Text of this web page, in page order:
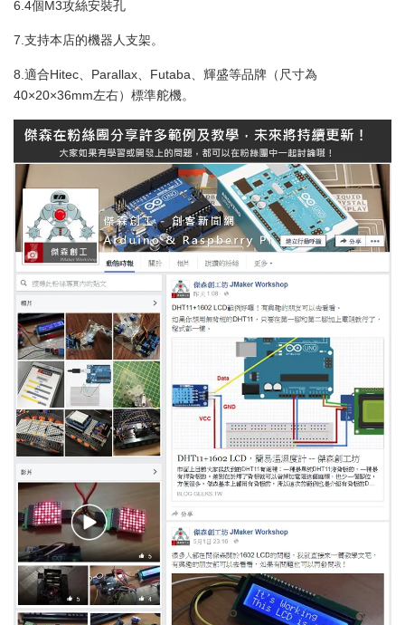
6.4個M3攻絲安裝孔
7.支持本店的機器人支架。
8.適合Hitec、Parallax、Futaba、輝盛等品牌（尺寸為
40×20×36mm左右）標準舵機。